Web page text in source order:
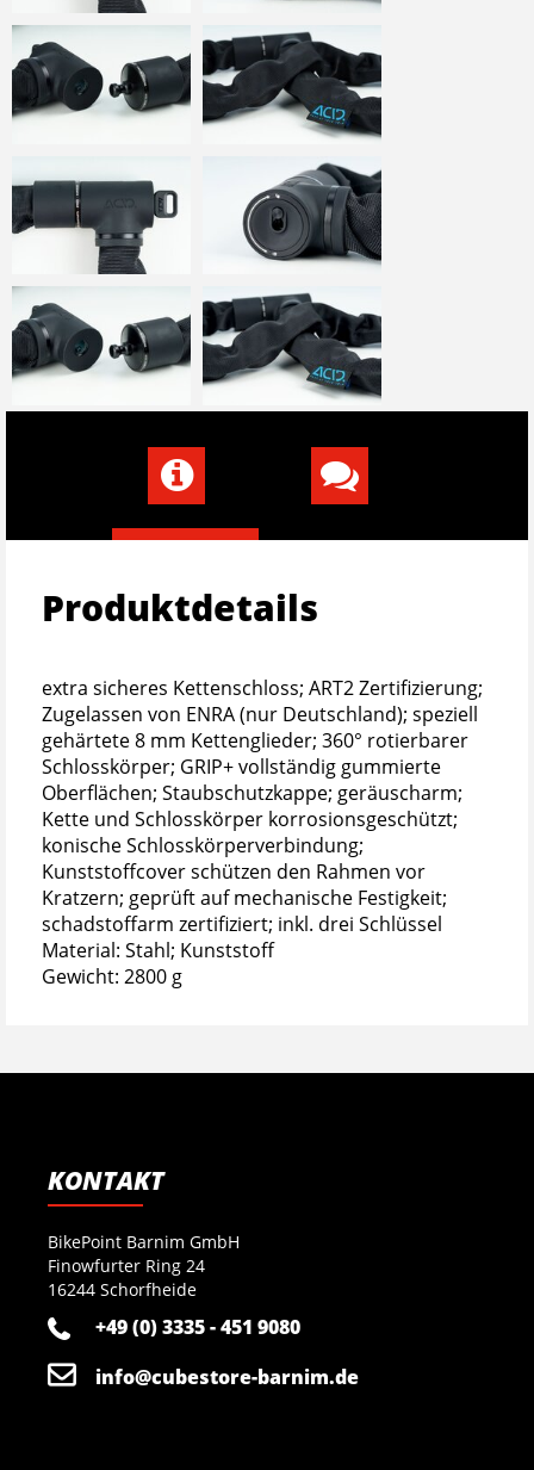
Produktdetails
extra sicheres Kettenschloss; ART2 Zertifizierung;
Zugelassen von ENRA (nur Deutschland); speziell
gehärtete 8 mm Kettenglieder; 360° rotierbarer
Schlosskörper; GRIP+ vollständig gummierte
Oberflächen; Staubschutzkappe; geräuscharm;
Kette und Schlosskörper korrosionsgeschützt;
konische Schlosskörperverbindung;
Kunststoffcover schützen den Rahmen vor
Kratzern; geprüft auf mechanische Festigkeit;
schadstoffarm zertifiziert; inkl. drei Schlüssel
Material: Stahl; Kunststoff
Gewicht: 2800 g
KONTAKT
BikePoint Barnim GmbH
Finowfurter Ring 24
16244 Schorfheide
+49 (0) 3335 - 451 9080
info@cubestore-barnim.de